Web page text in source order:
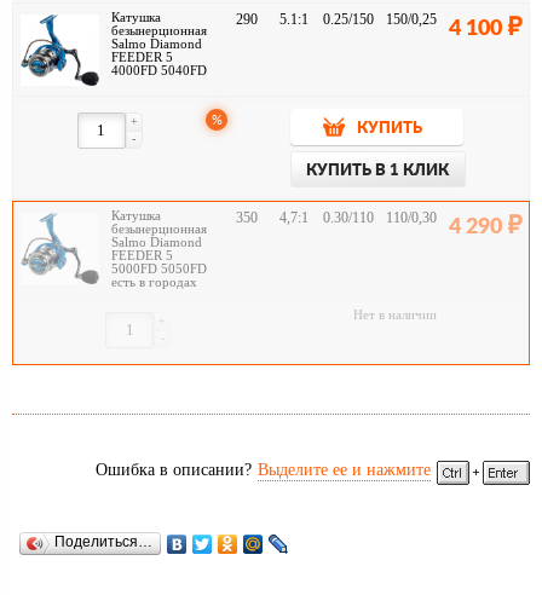
Катушка
безынерционная
Salmo Diamond
FEEDER 5
4000FD 5040FD
290 5.1:1 0.25/150 150/0,25 4 100
-
+ %
КУПИТЬ
КУПИТЬ В 1 КЛИК
Катушка
безынерционная
Salmo Diamond
FEEDER 5
5000FD 5050FD
есть в городах
350 4,7:1 0.30/110 110/0,30 4 290
-
+ Нет в наличии
Ошибка в описании? Выделите ее и нажмите
Поделиться…